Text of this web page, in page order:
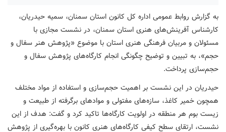
به گزارش روابط عمومی اداره کل کانون استان سمنان، سمیه حیدریان،
کارشناس آفرینش‌های هنری استان سمنان، در نشست مجازی با
مسئولان و مربیان فرهنگی هنری استان با موضوع «پژوهش هنر سفال و
حجم»، به تبیین و توضیح چگونگی انجام کارگاه‌های پژوهش سفال و
حجم‌سازی پرداخت.
حیدریان در این نشست بر اهمیت حجم‌سازی و استفاده از مواد مختلف
همچون خمیر کاغذ، سازه‌های مفتولی و موادهای برگرفته از طبیعت و
زیست بوم هر منطقه در اولویت کارگاه‌ها تاکید کرد و گفت: هدف از این
نشست، ارتقای سطح کیفی کارگاه‌های هنری کانون با بهره‌گیری از پژوهش